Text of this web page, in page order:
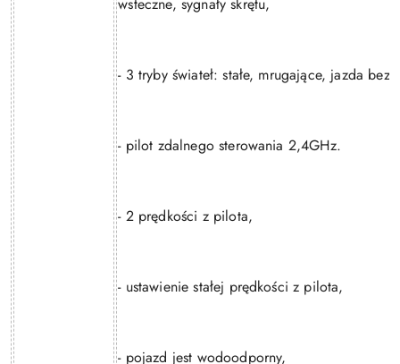
wsteczne, sygnały skrętu,
- 3 tryby świateł: stałe, mrugające, jazda bez
- pilot zdalnego sterowania 2,4GHz.
- 2 prędkości z pilota,
- ustawienie stałej prędkości z pilota,
- pojazd jest wodoodporny,